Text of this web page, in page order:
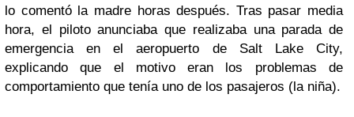
lo comentó la madre horas después. Tras pasar media
hora, el piloto anunciaba que realizaba una parada de
emergencia en el aeropuerto de Salt Lake City,
explicando que el motivo eran los problemas de
comportamiento que tenía uno de los pasajeros (la niña).